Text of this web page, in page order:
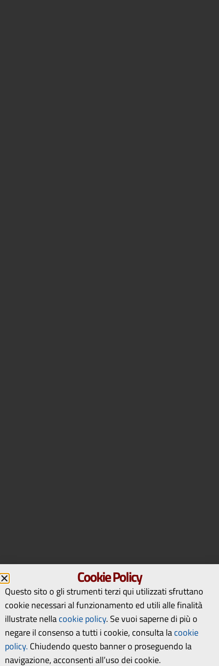
Cookie Policy
Questo sito o gli strumenti terzi qui utilizzati sfruttano
cookie necessari al funzionamento ed utili alle finalità
illustrate nellacookie policy. Se vuoi saperne di più o
negare il consenso a tutti i cookie, consulta lacookie
policy. Chiudendo questo banner o proseguendo la
navigazione, acconsenti all’uso dei cookie.